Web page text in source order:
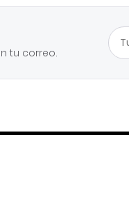
tu correo.